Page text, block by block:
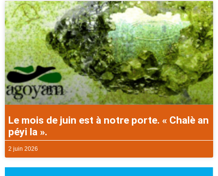
Le mois de juin est à notre porte. « Chalè an
péyi la ».
2 juin 2026